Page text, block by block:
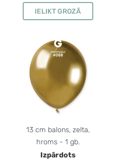
IELIKT GROZĀ
13 cm balons, zelta,
hroms - 1 gb.
Izpārdots